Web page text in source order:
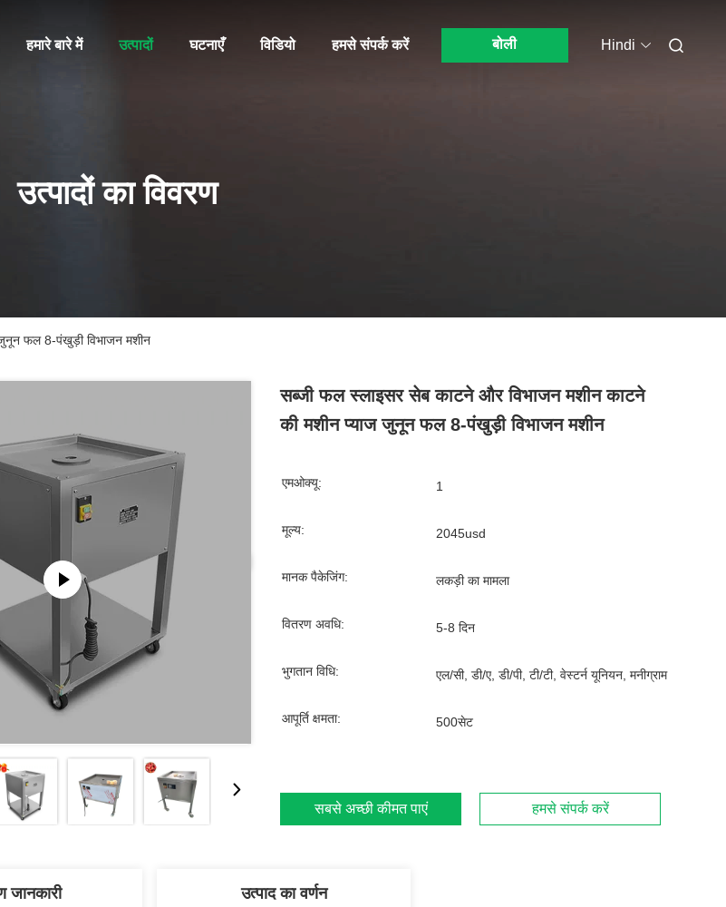
हमारे बारे में उत्पादों घटनाएँ विडियो हमसे संपर्क करें बोली Hindi
उत्पादों का विवरण
फल 8-पंखुड़ी विभाजन मशीन
सब्जी फल स्लाइसर सेब काटने और विभाजन मशीन काटने
की मशीन प्याज जुनून फल 8-पंखुड़ी विभाजन मशीन
एमओक्यू: 1
मूल्य: 2045usd
मानक पैकेजिंग: लकड़ी का मामला
वितरण अवधि: 5-8 दिन
भुगतान विधि: एल/सी, डी/ए, डी/पी, टी/टी, वेस्टर्न यूनियन, मनीग्राम
आपूर्ति क्षमता: 500सेट
सबसे अच्छी कीमत पाएं हमसे संपर्क करें
जानकारी उत्पाद का वर्णन